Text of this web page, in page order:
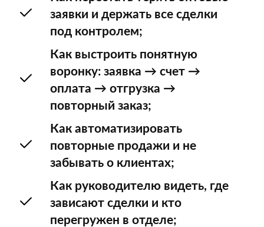
заявки и держать все сделки
под контролем;
Как выстроить понятную
воронку: заявка → счет →
оплата → отгрузка →
повторный заказ;
Как автоматизировать
повторные продажи и не
забывать о клиентах;
Как руководителю видеть, где
зависают сделки и кто
перегружен в отделе;